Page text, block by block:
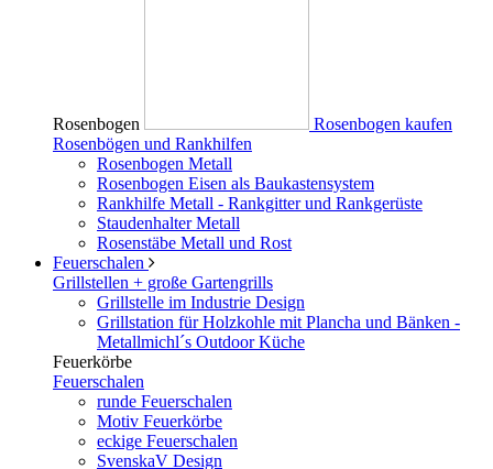
Rosenbogen
Rosenbogen kaufen
Rosenbögen und Rankhilfen
Rosenbogen Metall
Rosenbogen Eisen als Baukastensystem
Rankhilfe Metall - Rankgitter und Rankgerüste
Staudenhalter Metall
Rosenstäbe Metall und Rost
Feuerschalen
Grillstellen + große Gartengrills
Grillstelle im Industrie Design
Grillstation für Holzkohle mit Plancha und Bänken -
Metallmichl´s Outdoor Küche
Feuerkörbe
Feuerschalen
runde Feuerschalen
Motiv Feuerkörbe
eckige Feuerschalen
SvenskaV Design